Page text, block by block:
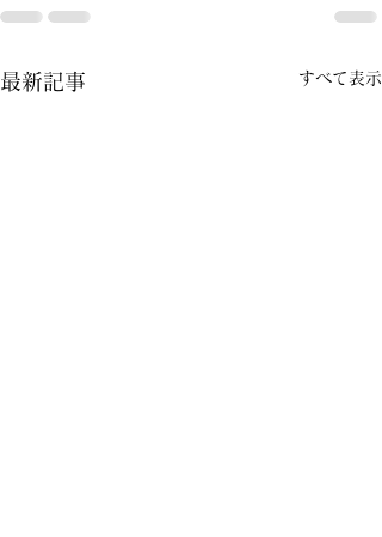
最新記事 すべて表示